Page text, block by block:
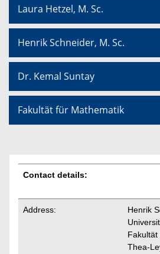
Laura Hetzel, M. Sc.
Henrik Schneider, M. Sc.
Dr. Kemal Suntay
Fakultät für Mathematik
Contact details:
Address:
Henrik
Thea-